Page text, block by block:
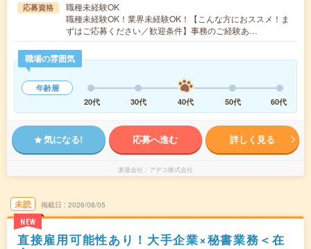
応募資格
職種未経験OK
職種未経験OK！業界未経験OK！【こんな方におススメ！ま
ずはご応募ください／歓迎条件】事務のご経験あ…
職場の雰囲気
年齢層
20代
30代 40代 50代 60代
気になる! 応募へ進む 詳しく見る
派遣会社 アデコ株式会社
未読
NEW
掲載日 2026/08/05
直接雇用可能性あり！大手企業×秘書業務＜在